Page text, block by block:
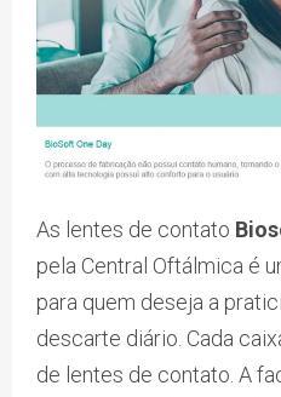
As lentes de contato
pela Central Oftálmica é
para quem deseja a
descarte diário. Cada
de lentes de contato. A